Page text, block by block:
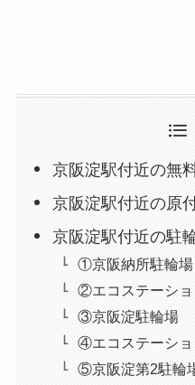
京阪淀駅付近の無
京阪淀駅付近の原
京阪淀駅付近の駐
①京阪納所駐輪場
②エコステーシ
③京阪淀駐輪場
④エコステーショ
⑤京阪淀第2駐輪